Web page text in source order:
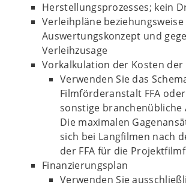
Herstellungsprozesses; kein
Verleihpläne beziehungsweise
Auswertungskonzept und
Verleihzusage
Vorkalkulation der Kosten der
Verwenden Sie das
Filmförderanstalt FFA
sonstige branchenübliche
Die maximalen
sich bei Langfilmen nach
der FFA für die
Finanzierungsplan
Verwenden Sie